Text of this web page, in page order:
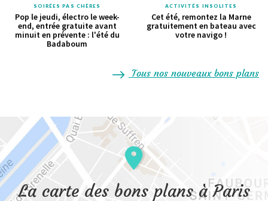
SOIRÉES PAS CHÈRES
Pop le jeudi, électro le week-
end, entrée gratuite avant
minuit en prévente : l'été du
Badaboum
ACTIVITÉS INSOLITES
Cet été, remontez la Marne
gratuitement en bateau avec
votre navigo !
Tous nos nouveaux bons plans
La carte des bons plans à Paris